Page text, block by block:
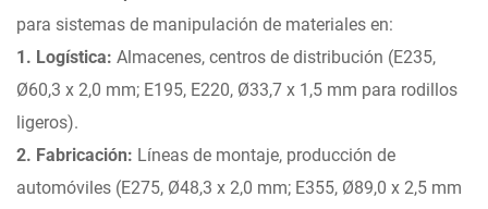
para sistemas de manipulación de materiales en:
1. Logística: Almacenes, centros de distribución (E235,
Ø60,3 x 2,0 mm; E195, E220, Ø33,7 x 1,5 mm para rodillos
ligeros).
2. Fabricación: Líneas de montaje, producción de
automóviles (E275, Ø48,3 x 2,0 mm; E355, Ø89,0 x 2,5 mm